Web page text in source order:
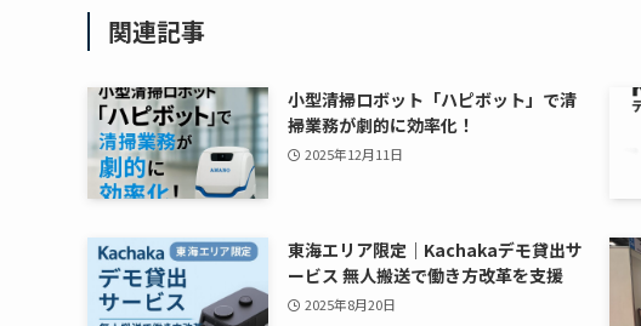
関連記事
小型清掃ロボット「ハピボット」で清
掃業務が劇的に効率化！
2025年12月11日
東海エリア限定｜Kachakaデモ貸出サ
ービス 無人搬送で働き方改革を支援
2025年8月20日